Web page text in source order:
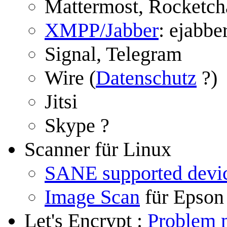
Mattermost,
XMPP/Jabber:
Signal, Telegram
Wire (Datenschutz ?)
Jitsi
Skype ?
Scanner für Linux
SANE supported
Image Scan für
Let's Encrypt : Problem